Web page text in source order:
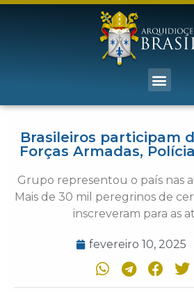
Brasileiros participam
Forças Armadas,
Grupo representou o país nas
Mais de 30 mil peregrinos de
inscreveram para as
fevereiro 10, 2025